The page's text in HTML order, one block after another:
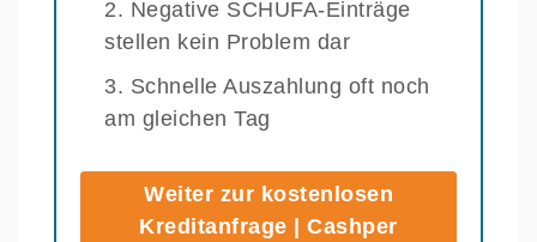
Negative SCHUFA-Einträge
stellen kein Problem dar
Schnelle Auszahlung oft noch
am gleichen Tag
Weiter zur kostenlosen
Kreditanfrage | Cashper